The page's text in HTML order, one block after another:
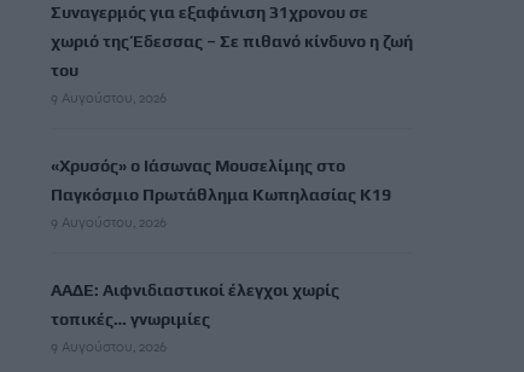
Συναγερμός για εξαφάνιση 31χρονου σε
χωριό της Έδεσσας – Σε πιθανό κίνδυνο η ζωή
του
9 Αυγούστου, 2026
«Χρυσός» ο Ιάσωνας Μουσελίμης στο
Παγκόσμιο Πρωτάθλημα Κωπηλασίας Κ19
9 Αυγούστου, 2026
ΑΑΔΕ: Αιφνιδιαστικοί έλεγχοι χωρίς
τοπικές… γνωριμίες
9 Αυγούστου, 2026